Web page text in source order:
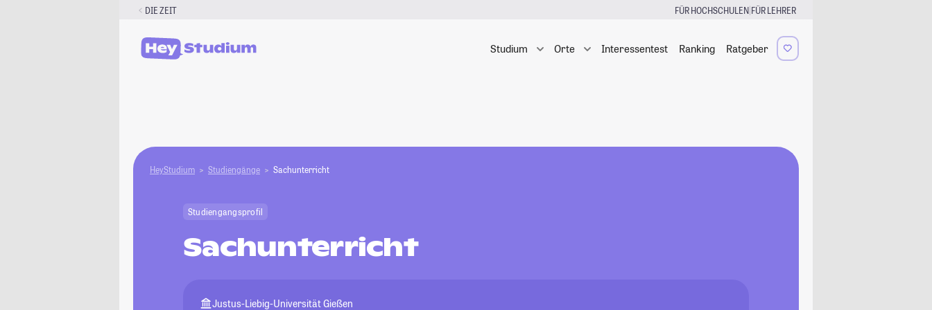
DIE ZEIT FÜR HOCHSCHULEN|FÜR LEHRER
Studium Orte Interessentest Ranking Ratgeber
HeyStudium Studiengänge Sachunterricht
Studiengangsprofil
Sachunterricht
Justus-Liebig-Universität Gießen